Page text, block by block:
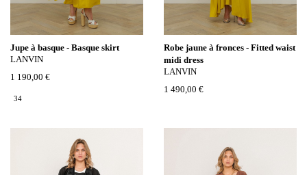
Jupe à basque - Basque skirt
LANVIN
1 190,00 €
34
Robe jaune à fronces - Fitted waist
midi dress
LANVIN
1 490,00 €